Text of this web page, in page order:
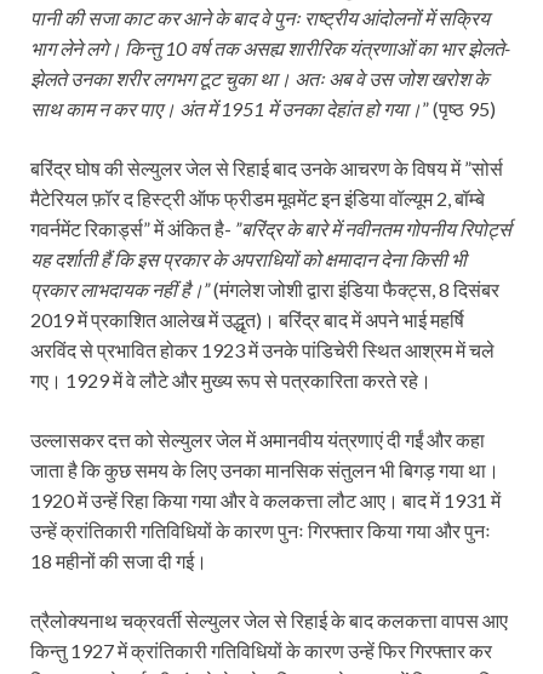
पानी की सजा काट कर आने के बाद वे पुनः राष्ट्रीय आंदोलनों में सक्रिय
भाग लेने लगे। किन्तु 10 वर्ष तक असह्य शारीरिक यंत्रणाओं का भार झेलते-
झेलते उनका शरीर लगभग टूट चुका था। अतः अब वे उस जोश खरोश के
साथ काम न कर पाए। अंत में 1951 में उनका देहांत हो गया।” (पृष्ठ 95)
बरिंद्र घोष की सेल्युलर जेल से रिहाई बाद उनके आचरण के विषय में ”सोर्स
मैटेरियल फ़ॉर द हिस्ट्री ऑफ फ्रीडम मूवमेंट इन इंडिया वॉल्यूम 2, बॉम्बे
गवर्नमेंट रिकार्ड्स” में अंकित है- ”बरिंद्र के बारे में नवीनतम गोपनीय रिपोर्ट्स
यह दर्शाती हैं कि इस प्रकार के अपराधियों को क्षमादान देना किसी भी
प्रकार लाभदायक नहीं है।”(मंगलेश जोशी द्वारा इंडिया फैक्ट्स, 8 दिसंबर
2019 में प्रकाशित आलेख में उद्धृत)। बरिंद्र बाद में अपने भाई महर्षि
अरविंद से प्रभावित होकर 1923 में उनके पांडिचेरी स्थित आश्रम में चले
गए। 1929 में वे लौटे और मुख्य रूप से पत्रकारिता करते रहे।
उल्लासकर दत्त को सेल्युलर जेल में अमानवीय यंत्रणाएं दी गईं और कहा
जाता है कि कुछ समय के लिए उनका मानसिक संतुलन भी बिगड़ गया था।
1920 में उन्हें रिहा किया गया और वे कलकत्ता लौट आए। बाद में 1931 में
उन्हें क्रांतिकारी गतिविधियों के कारण पुनः गिरफ्तार किया गया और पुनः
18 महीनों की सजा दी गई।
त्रैलोक्यनाथ चक्रवर्ती सेल्युलर जेल से रिहाई के बाद कलकत्ता वापस आए
किन्तु 1927 में क्रांतिकारी गतिविधियों के कारण उन्हें फिर गिरफ्तार कर